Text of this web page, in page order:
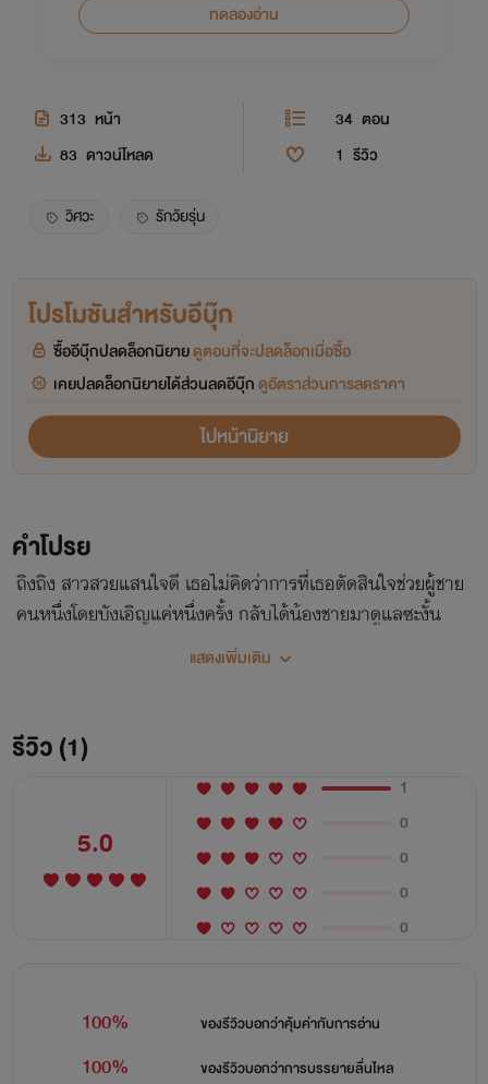
ทดลองอ่าน
313 หน้า 34 ตอน
83 ดาวน์โหลด 1 รีวิว
วิศวะ รักวัยรุ่น
โปรโมชันสำหรับอีบุ๊ก
ซื้ออีบุ๊กปลดล็อกนิยายดูตอนที่จะปลดล็อกเมื่อซื้อ
เคยปลดล็อกนิยายได้ส่วนลดอีบุ๊ก ดูอัตราส่วนการลดราคา
ไปหน้านิยาย
คำโปรย
ถิงถิง สาวสวยแสนใจดี เธอไม่คิดว่าการที่เธอตัดสินใจช่วยผู้ชาย
คนหนึ่งโดยบังเอิญแค่หนึ่งครั้ง กลับได้น้องชายมาดูแลซะงั้น
แสดงเพิ่มเติม
รีวิว (1)
5.0
1
0
0
0
0
100% ของรีวิวบอกว่าคุ้มค่ากับการอ่าน
100% ของรีวิวบอกว่าการบรรยายลื่นไหล